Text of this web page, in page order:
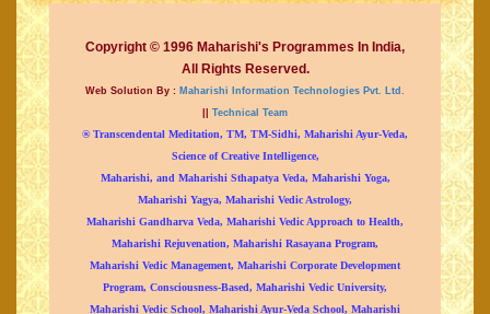
Copyright © 1996 Maharishi's Programmes In India,
All Rights Reserved.
Web Solution By : Maharishi Information Technologies Pvt. Ltd.
|| Technical Team
® Transcendental Meditation, TM, TM-Sidhi, Maharishi Ayur-Veda,
Science of Creative Intelligence,
Maharishi, and Maharishi Sthapatya Veda, Maharishi Yoga,
Maharishi Yagya, Maharishi Vedic Astrology,
Maharishi Gandharva Veda, Maharishi Vedic Approach to Health,
Maharishi Rejuvenation, Maharishi Rasayana Program,
Maharishi Vedic Management, Maharishi Corporate Development
Program, Consciousness-Based, Maharishi Vedic University,
Maharishi Vedic School, Maharishi Ayur-Veda School, Maharishi